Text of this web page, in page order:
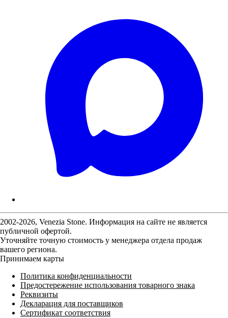
2002-2026, Venezia Stone. Информация на сайте не является
публичной офертой.
Уточняйте точную стоимость у менеджера отдела продаж
вашего региона.
Принимаем карты
Политика конфиденциальности
Предостережение использования товарного знака
Реквизиты
Декларация для поставщиков
Сертификат соответствия